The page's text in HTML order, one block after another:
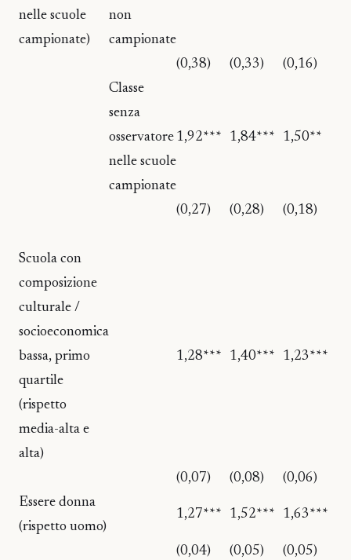
nelle scuole
campionate)
non
campionate
(0,38) (0,33)
(0,16)
Classe
senza
osservatore
nelle scuole
campionate
1,92*** 1,84*** 1,50**
(0,27) (0,28) (0,18)
Scuola con
composizione
culturale /
socioeconomica
bassa, primo
quartile
(rispetto
media-alta e
alta)
1,28*** 1,40*** 1,23***
(0,07) (0,08)
(0,06)
Essere donna
(rispetto uomo)
1,27*** 1,52*** 1,63***
(0,04) (0,05)
(0,05)